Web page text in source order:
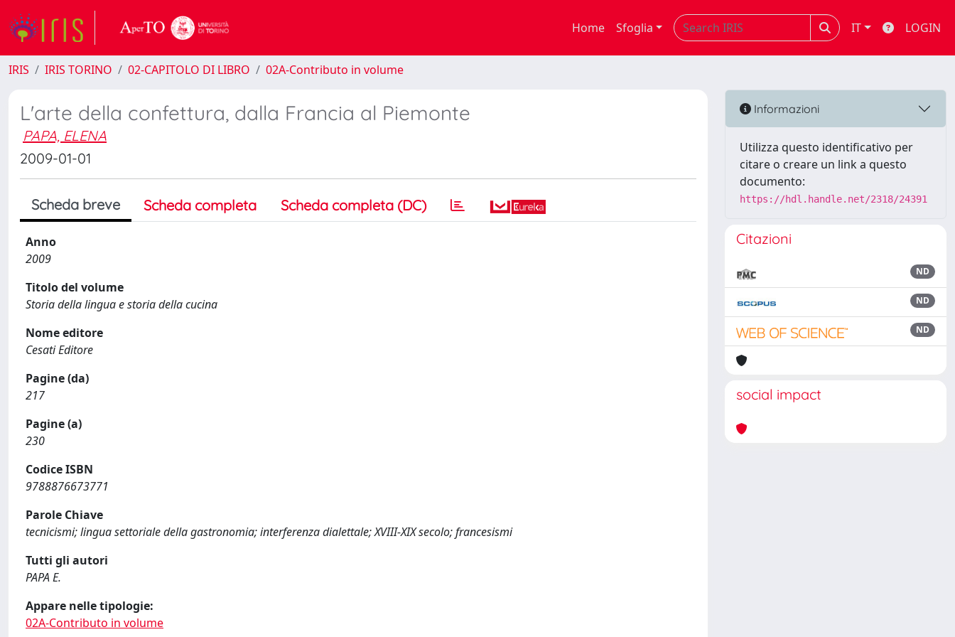
Home Sfoglia IT LOGIN
IRIS IRIS TORINO 02-CAPITOLO DI LIBRO 02A-Contributo in volume
L'arte della confettura, dalla Francia al Piemonte
PAPA, ELENA
2009-01-01
Scheda breve Scheda completa Scheda completa (DC)
Anno
2009
Titolo del volume
Storia della lingua e storia della cucina
Nome editore
Cesati Editore
Pagine (da)
217
Pagine (a)
230
Codice ISBN
9788876673771
Parole Chiave
tecnicismi; lingua settoriale della gastronomia; interferenza dialettale; XVIII-XIX secolo; francesismi
Tutti gli autori
PAPA E.
Appare nelle tipologie:
02A-Contributo in volume
Informazioni
Utilizza questo identificativo per
citare o creare un link a questo
documento:
https://hdl.handle.net/2318/24391
Citazioni
ND
ND
ND
social impact